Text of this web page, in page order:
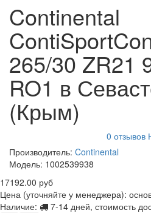
Continental
265/30 ZR21
RO1 в
(Крым)
0 отзывов
Производитель: Continental
Модель: 1002539938
17192.00 руб
Цена (уточняйте у менеджера):
Наличие:
7-14 дней, стоимость